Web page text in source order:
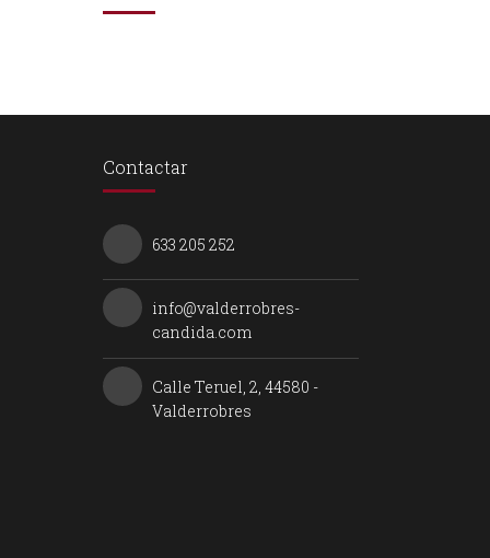
Contactar
633 205 252
info@valderrobres-
candida.com
Calle Teruel, 2, 44580 -
Valderrobres